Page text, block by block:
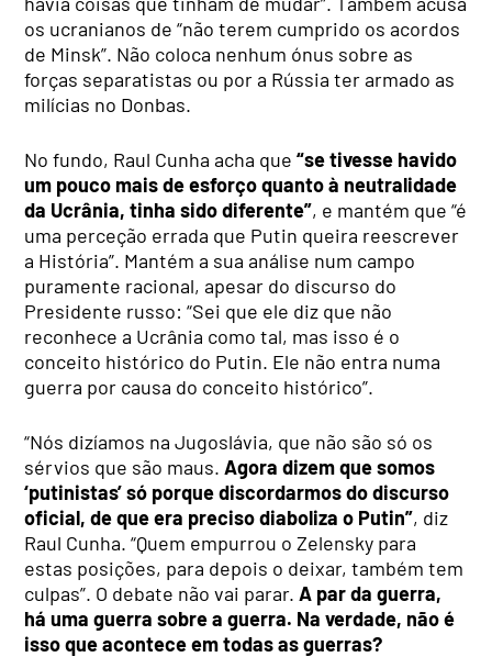
os ucranianos de “não terem cumprido os acordos
de Minsk”. Não coloca nenhum ónus sobre as
forças separatistas ou por a Rússia ter armado as
milícias no Donbas.
No fundo, Raul Cunha acha que“se tivesse havido
um pouco mais de esforço quanto à neutralidade
da Ucrânia, tinha sido diferente”, e mantém que “é
uma perceção errada que Putin queira reescrever
a História”. Mantém a sua análise num campo
puramente racional, apesar do discurso do
Presidente russo: “Sei que ele diz que não
reconhece a Ucrânia como tal, mas isso é o
conceito histórico do Putin. Ele não entra numa
guerra por causa do conceito histórico”.
“Nós dizíamos na Jugoslávia, que não são só os
sérvios que são maus.Agora dizem que somos
‘putinistas’ só porque discordarmos do discurso
oficial, de que era preciso diaboliza o Putin”, diz
Raul Cunha. “Quem empurrou o Zelensky para
estas posições, para depois o deixar, também tem
culpas”. O debate não vai parar.A par da guerra,
há uma guerra sobre a guerra. Na verdade, não é
isso que acontece em todas as guerras?